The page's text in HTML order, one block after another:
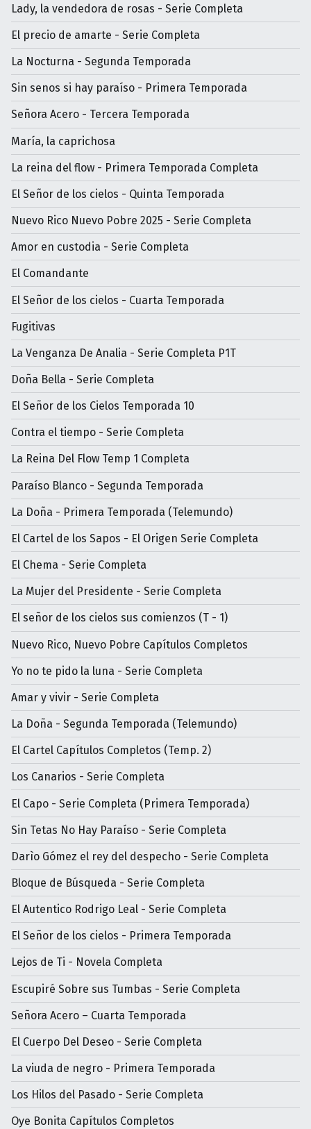
Lady, la vendedora de rosas - Serie Completa
El precio de amarte - Serie Completa
La Nocturna - Segunda Temporada
Sin senos si hay paraíso - Primera Temporada
Señora Acero - Tercera Temporada
María, la caprichosa
La reina del flow - Primera Temporada Completa
El Señor de los cielos - Quinta Temporada
Nuevo Rico Nuevo Pobre 2025 - Serie Completa
Amor en custodia - Serie Completa
El Comandante
El Señor de los cielos - Cuarta Temporada
Fugitivas
La Venganza De Analia - Serie Completa P1T
Doña Bella - Serie Completa
El Señor de los Cielos Temporada 10
Contra el tiempo - Serie Completa
La Reina Del Flow Temp 1 Completa
Paraíso Blanco - Segunda Temporada
La Doña - Primera Temporada (Telemundo)
El Cartel de los Sapos - El Origen Serie Completa
El Chema - Serie Completa
La Mujer del Presidente - Serie Completa
El señor de los cielos sus comienzos (T - 1)
Nuevo Rico, Nuevo Pobre Capítulos Completos
Yo no te pido la luna - Serie Completa
Amar y vivir - Serie Completa
La Doña - Segunda Temporada (Telemundo)
El Cartel Capítulos Completos (Temp. 2)
Los Canarios - Serie Completa
El Capo - Serie Completa (Primera Temporada)
Sin Tetas No Hay Paraíso - Serie Completa
Darìo Gómez el rey del despecho - Serie Completa
Bloque de Búsqueda - Serie Completa
El Autentico Rodrigo Leal - Serie Completa
El Señor de los cielos - Primera Temporada
Lejos de Ti - Novela Completa
Escupiré Sobre sus Tumbas - Serie Completa
Señora Acero – Cuarta Temporada
El Cuerpo Del Deseo - Serie Completa
La viuda de negro - Primera Temporada
Los Hilos del Pasado - Serie Completa
Oye Bonita Capítulos Completos